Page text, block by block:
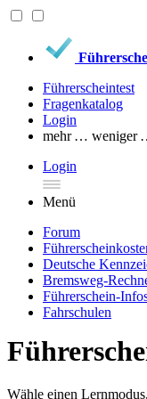
Führerscheintest
Fragenkatalog
Login
mehr … weniger
Login
Menü
Forum
Deutsche
Bremsweg-
Führerschein-
Fahrschulen
Wähle einen